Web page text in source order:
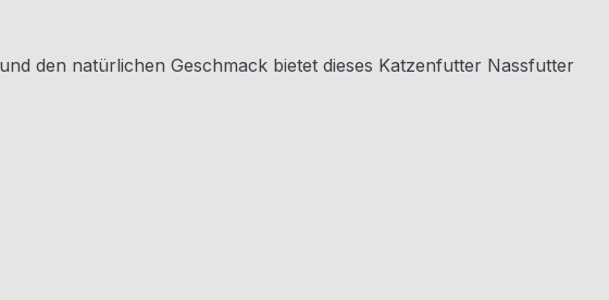
den natürlichen Geschmack bietet dieses Katzenfutter Nassfutter